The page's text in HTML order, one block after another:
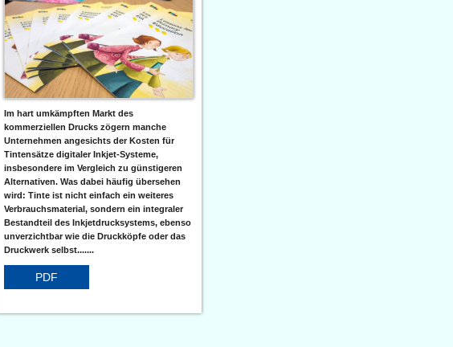
Im hart umkämpften Markt des
kommerziellen Drucks zögern manche
Unternehmen angesichts der Kosten für
Tintensätze digitaler Inkjet-Systeme,
insbesondere im Vergleich zu günstigeren
Alternativen. Was dabei häufig übersehen
wird: Tinte ist nicht einfach ein weiteres
Verbrauchsmaterial, sondern ein integraler
Bestandteil des Inkjetdrucksystems, ebenso
unverzichtbar wie die Druckköpfe oder das
Druckwerk selbst.......
PDF